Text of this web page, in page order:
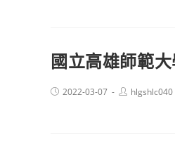
國立高雄師範
Post2022-03-07
Posthlgshlc040